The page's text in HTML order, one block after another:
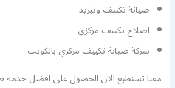
صيانة تكييف وتبريد
اصلاح تكييف مركزي
شركة صيانة تكييف مركزي بالكويت
معنا تستطيع الان الحصول علي افضل خدمة